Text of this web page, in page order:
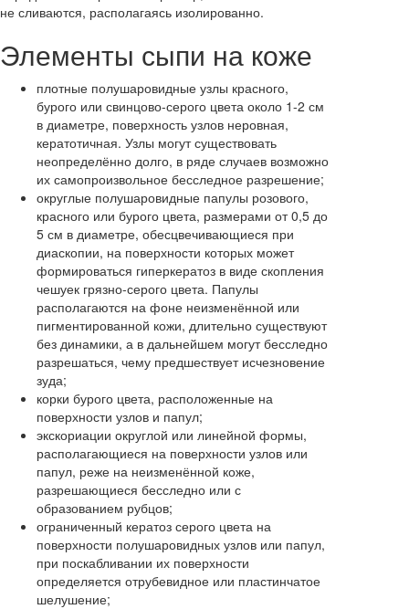
не сливаются, располагаясь изолированно.
Элементы сыпи на коже
плотные полушаровидные узлы красного,
бурого или свинцово-серого цвета около 1-2 см
в диаметре, поверхность узлов неровная,
кератотичная. Узлы могут существовать
неопределённо долго, в ряде случаев возможно
их самопроизвольное бесследное разрешение;
округлые полушаровидные папулы розового,
красного или бурого цвета, размерами от 0,5 до
5 см в диаметре, обесцвечивающиеся при
диаскопии, на поверхности которых может
формироваться гиперкератоз в виде скопления
чешуек грязно-серого цвета. Папулы
располагаются на фоне неизменённой или
пигментированной кожи, длительно существуют
без динамики, а в дальнейшем могут бесследно
разрешаться, чему предшествует исчезновение
зуда;
корки бурого цвета, расположенные на
поверхности узлов и папул;
экскориации округлой или линейной формы,
располагающиеся на поверхности узлов или
папул, реже на неизменённой коже,
разрешающиеся бесследно или с
образованием рубцов;
ограниченный кератоз серого цвета на
поверхности полушаровидных узлов или папул,
при поскабливании их поверхности
определяется отрубевидное или пластинчатое
шелушение;